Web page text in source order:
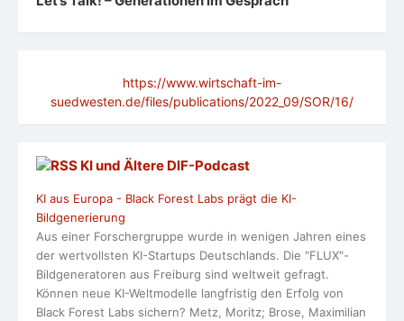
https://www.wirtschaft-im-
suedwesten.de/files/publications/2022_09/SOR/16/
KI und Ältere DlF-Podcast
KI aus Europa - Black Forest Labs prägt die KI-
Bildgenerierung
Aus einer Forschergruppe wurde in wenigen Jahren eines
der wertvollsten KI-Startups Deutschlands. Die "FLUX"-
Bildgeneratoren aus Freiburg sind weltweit gefragt.
Können neue KI-Weltmodelle langfristig den Erfolg von
Black Forest Labs sichern? Metz, Moritz; Brose, Maximilian